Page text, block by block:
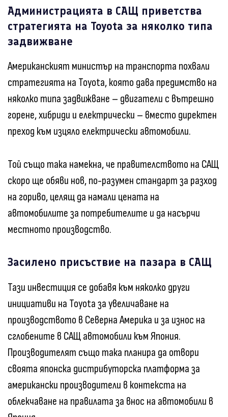
Администрацията в САЩ приветства
стратегията на Toyota за няколко типа
задвижване
Американският министър на транспорта похвали
стратегията на Toyota, която дава предимство на
няколко типа задвижване – двигатели с вътрешно
горене, хибриди и електрически – вместо директен
преход към изцяло електрически автомобили.
Той също така намекна, че правителството на САЩ
скоро ще обяви нов, по-разумен стандарт за разход
на гориво, целящ да намали цената на
автомобилите за потребителите и да насърчи
местното производство.
Засилено присъствие на пазара в САЩ
Тази инвестиция се добавя към няколко други
инициативи на Toyota за увеличаване на
производството в Северна Америка и за износ на
сглобените в САЩ автомобили към Япония.
Производителят също така планира да отвори
своята японска дистрибуторска платформа за
американски производители в контекста на
облекчаване на правилата за внос на автомобили в